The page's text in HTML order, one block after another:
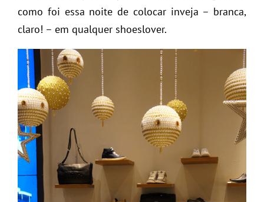
como foi essa noite de colocar inveja – branca,
claro! – em qualquer shoeslover.